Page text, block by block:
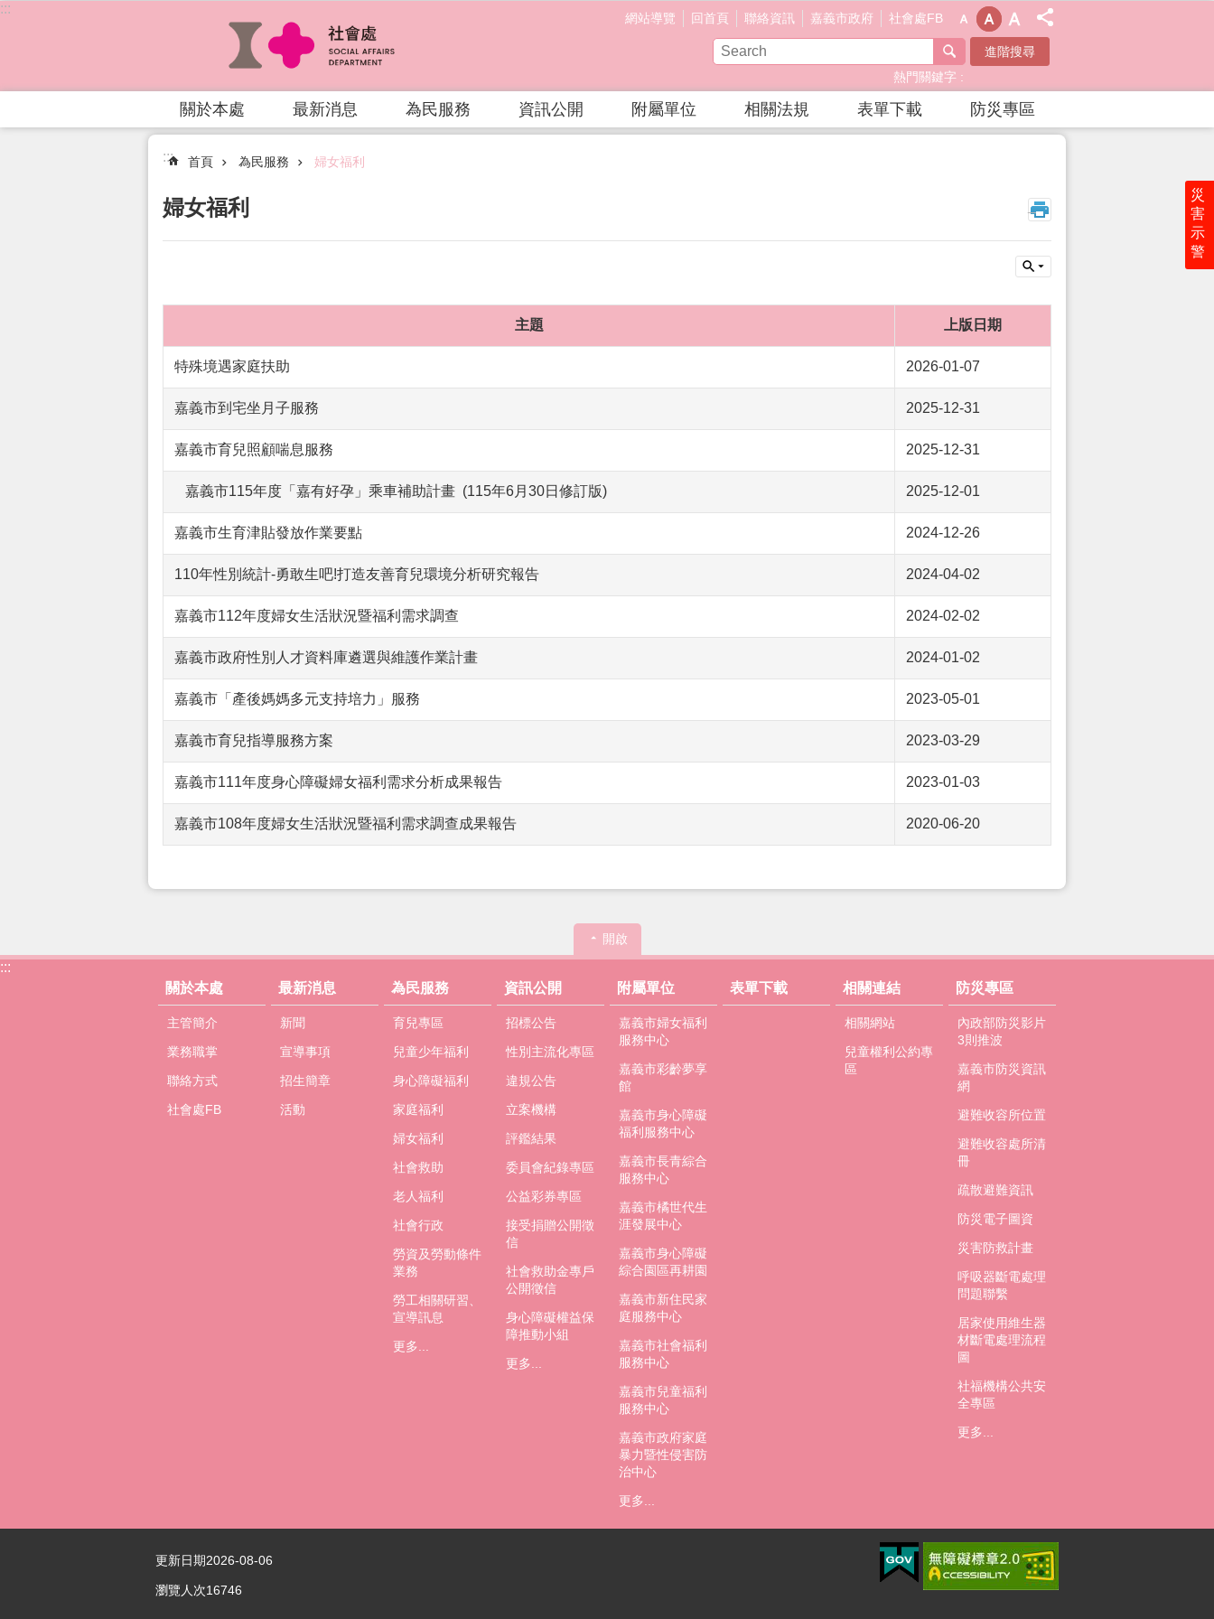
跳到主要內容區塊
災
害
示
警
:::
網站導覽 回首頁 聯絡資訊 嘉義市政府 社會處FB
進階搜尋
熱門關鍵字
關於本處 最新消息 為民服務 資訊公開 附屬單位 相關法規 表單下載 防災專區
::: 首頁 為民服務 婦女福利
婦女福利 _
主題 上版日期
特殊境遇家庭扶助 2026-01-07
嘉義市到宅坐月子服務 2025-12-31
嘉義市育兒照顧喘息服務 2025-12-31
嘉義市115年度「嘉有好孕」乘車補助計畫 (115年6月30日修訂版) 2025-12-01
嘉義市生育津貼發放作業要點 2024-12-26
110年性別統計-勇敢生吧!打造友善育兒環境分析研究報告 2024-04-02
嘉義市112年度婦女生活狀況暨福利需求調查 2024-02-02
嘉義市政府性別人才資料庫遴選與維護作業計畫 2024-01-02
嘉義市「產後媽媽多元支持培力」服務 2023-05-01
嘉義市育兒指導服務方案 2023-03-29
嘉義市111年度身心障礙婦女福利需求分析成果報告 2023-01-03
嘉義市108年度婦女生活狀況暨福利需求調查成果報告 2020-06-20
開啟
:::
關於本處
主管簡介
業務職掌
聯絡方式
社會處FB
最新消息
新聞
宣導事項
招生簡章
活動
為民服務
育兒專區
兒童少年福利
身心障礙福利
家庭福利
婦女福利
社會救助
老人福利
社會行政
勞資及勞動條件
業務
勞工相關研習、
宣導訊息
更多...
資訊公開
招標公告
性別主流化專區
違規公告
立案機構
評鑑結果
委員會紀錄專區
公益彩券專區
接受捐贈公開徵
信
社會救助金專戶
公開徵信
身心障礙權益保
障推動小組
更多...
附屬單位
嘉義市婦女福利
服務中心
嘉義市彩齡夢享
館
嘉義市身心障礙
福利服務中心
嘉義市長青綜合
服務中心
嘉義市橘世代生
涯發展中心
嘉義市身心障礙
綜合園區再耕園
嘉義市新住民家
庭服務中心
嘉義市社會福利
服務中心
嘉義市兒童福利
服務中心
嘉義市政府家庭
暴力暨性侵害防
治中心
更多...
表單下載 相關連結
相關網站
兒童權利公約專
區
防災專區
內政部防災影片
3則推波
嘉義市防災資訊
網
避難收容所位置
避難收容處所清
冊
疏散避難資訊
防災電子圖資
災害防救計畫
呼吸器斷電處理
問題聯繫
居家使用維生器
材斷電處理流程
圖
社福機構公共安
全專區
更多...
更新日期2026-08-06
瀏覽人次16746